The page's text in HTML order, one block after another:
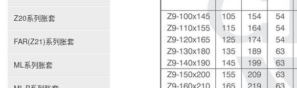
Z20系列胀套
FAR(Z21)系列胀套
ML系列胀套